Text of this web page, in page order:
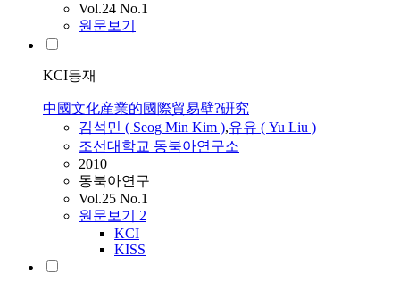
Vol.24 No.1
원문보기
KCI등재
中國文化産業的國際貿易壁?硏究
김석민 ( Seog Min Kim ),유유 ( Yu Liu )
조선대학교 동북아연구소
2010
동북아연구
Vol.25 No.1
원문보기 2
KCI
KISS